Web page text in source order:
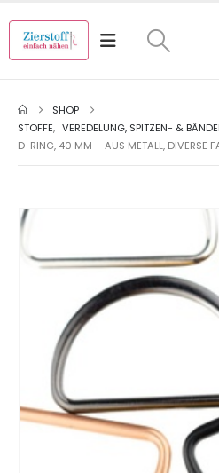
SHOP
STOFFE, VEREDELUNG, SPITZEN- &
D-RING, 40 MM – AUS METALL, DIVERSE